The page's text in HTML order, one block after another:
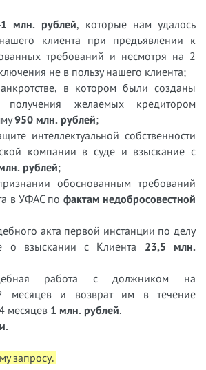
млн. рублей, которые нам удалось
клиента при предъявлении к
требований и несмотря на 2
не в пользу нашего клиента;
в котором были созданы
желаемых кредитором
950 млн. рублей;
интеллектуальной собственности
компании в суде и взыскание с
рублей;
обоснованным требований
в УФАС по фактам недобросовестной
акта первой инстанции по делу
о взыскании с Клиента 23,5 млн.
работа с должником на
месяцев и возврат им в течение
месяцев 1 млн. рублей.
запросу.